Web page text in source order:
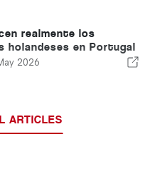
realmente los
holandeses en Portugal
dice eso sobre el
2026
ARTICLES